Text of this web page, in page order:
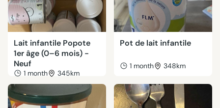
Lait infantile Popote
1er âge (0–6 mois) -
Neuf
1 month 345km
Pot de lait infantile
1 month 348km